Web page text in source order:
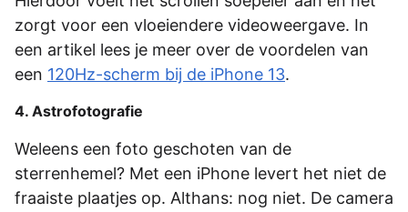
zorgt voor een vloeiendere videoweergave. In
een artikel lees je meer over de voordelen van
een 120Hz-scherm bij de iPhone 13.
4. Astrofotografie
Weleens een foto geschoten van de
sterrenhemel? Met een iPhone levert het niet de
fraaiste plaatjes op. Althans: nog niet. De camera